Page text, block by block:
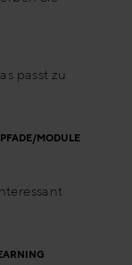
passt zu
MODULE